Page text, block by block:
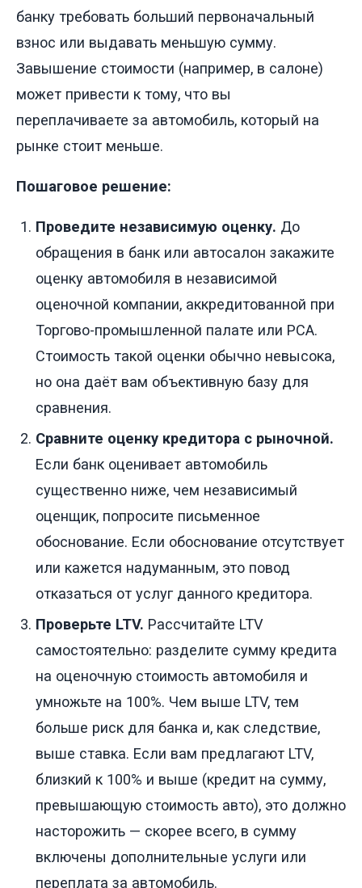
банку требовать больший первоначальный
взнос или выдавать меньшую сумму.
Завышение стоимости (например, в салоне)
может привести к тому, что вы
переплачиваете за автомобиль, который на
рынке стоит меньше.
Пошаговое решение:
Проведите независимую оценку. До
обращения в банк или автосалон закажите
оценку автомобиля в независимой
оценочной компании, аккредитованной при
Торгово-промышленной палате или РСА.
Стоимость такой оценки обычно невысока,
но она даёт вам объективную базу для
сравнения.
Сравните оценку кредитора с рыночной.
Если банк оценивает автомобиль
существенно ниже, чем независимый
оценщик, попросите письменное
обоснование. Если обоснование отсутствует
или кажется надуманным, это повод
отказаться от услуг данного кредитора.
Проверьте LTV. Рассчитайте LTV
самостоятельно: разделите сумму кредита
на оценочную стоимость автомобиля и
умножьте на 100%. Чем выше LTV, тем
больше риск для банка и, как следствие,
выше ставка. Если вам предлагают LTV,
близкий к 100% и выше (кредит на сумму,
превышающую стоимость авто), это должно
насторожить — скорее всего, в сумму
включены дополнительные услуги или
переплата за автомобиль.